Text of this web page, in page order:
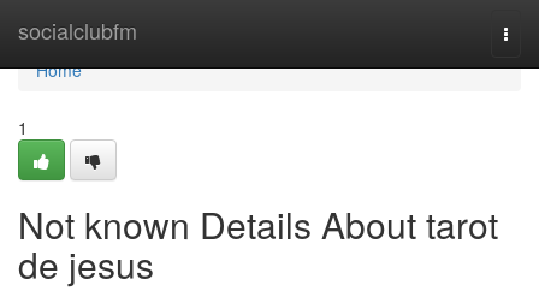
socialclubfm
Home
Home
1
Not known Details About tarot
de jesus